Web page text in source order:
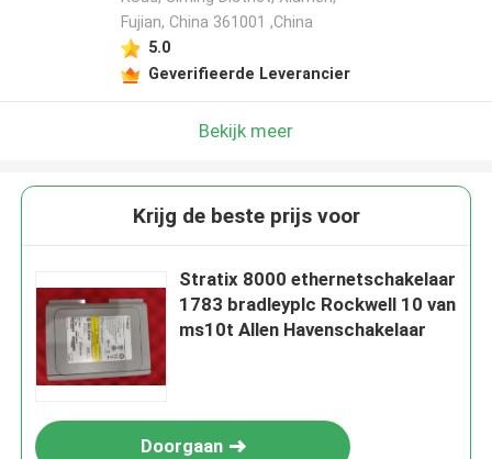
Fujian, China 361001 ,China
5.0
Geverifieerde Leverancier
Bekijk meer
Krijg de beste prijs voor
Stratix 8000 ethernetschakelaar
1783 bradleyplc Rockwell 10 van
ms10t Allen Havenschakelaar
Doorgaan